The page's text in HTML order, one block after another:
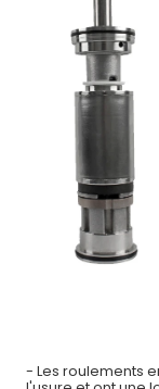
- Les roulements